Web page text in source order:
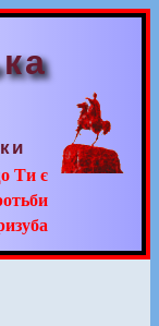
Ти є